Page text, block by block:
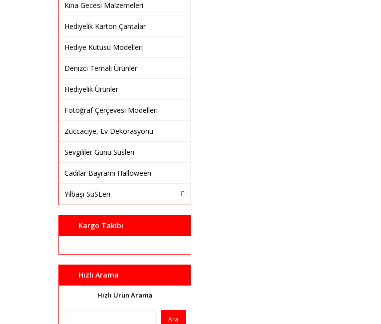
Kına Gecesi Malzemeleri
Hediyelik Karton Çantalar
Hediye Kutusu Modelleri
Denizci Temalı Ürünler
Hediyelik Ürünler
Fotoğraf Çerçevesi Modelleri
Züccaciye, Ev Dekorasyonu
Sevgililer Günü Süsleri
Cadılar Bayramı Halloween
Yılbaşı SüSLeri
Kargo Takibi
Hızlı Arama
Hızlı Ürün Arama
Ara